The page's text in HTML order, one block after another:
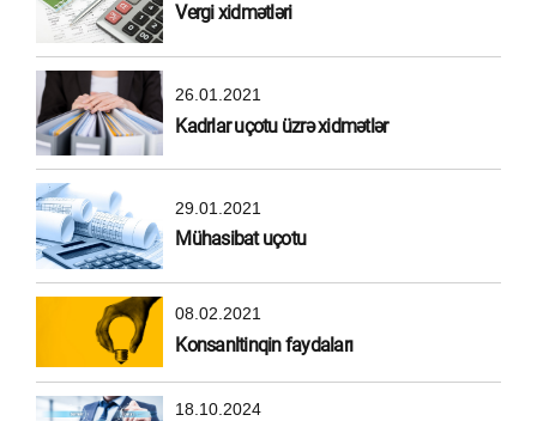
Vergi xidmətləri
26.01.2021
Kadrlar uçotu üzrə xidmətlər
29.01.2021
Mühasibat uçotu
08.02.2021
Konsanltinqin faydaları
18.10.2024